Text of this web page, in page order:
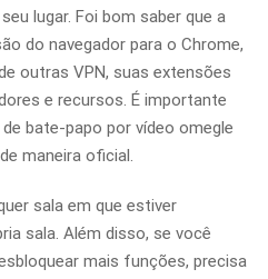
lugar. Foi bom saber que a
do navegador para o Chrome,
outras VPN, suas extensões
e recursos. É importante
bate-papo por vídeo omegle
maneira oficial.
sala em que estiver
sala. Além disso, se você
mais funções, precisa